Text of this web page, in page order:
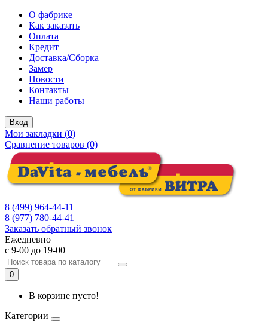
О фабрике
Как заказать
Оплата
Кредит
Доставка/Сборка
Замер
Новости
Контакты
Наши работы
Вход
Мои закладки (0)
Сравнение товаров (0)
8 (499) 964-44-11
8 (977) 780-44-41
Заказать обратный звонок
Ежедневно
с 9-00 до 19-00
0
В корзине пусто!
Категории